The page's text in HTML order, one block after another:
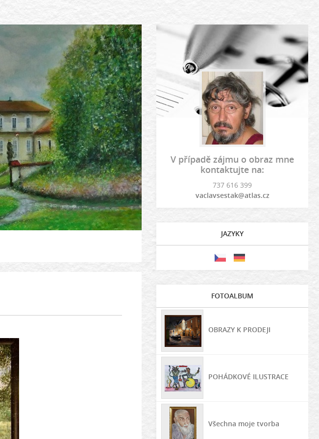
V případě zájmu o obraz mne
kontaktujte na:
737 616 399
vaclavsestak@atlas.cz
JAZYKY
FOTOALBUM
OBRAZY K PRODEJI
POHÁDKOVÉ ILUSTRACE
Všechna moje tvorba